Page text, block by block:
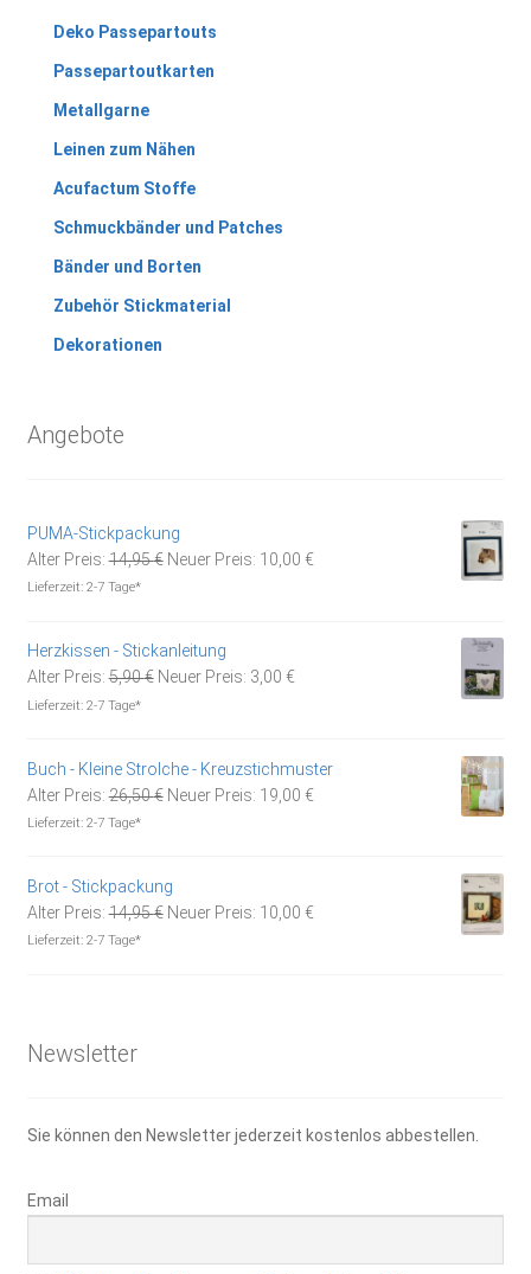
Deko Passepartouts
Passepartoutkarten
Metallgarne
Leinen zum Nähen
Acufactum Stoffe
Schmuckbänder und Patches
Bänder und Borten
Zubehör Stickmaterial
Dekorationen
Angebote
PUMA-Stickpackung
Alter Preis: 14,95€ Ursprünglicher
Neuer Preis: 10,00 €Aktueller
Lieferzeit: 2-7 Tage*
Herzkissen - Stickanleitung
Alter Preis: 5,90€ Ursprünglicher
Neuer Preis: 3,00 €Aktueller
Lieferzeit: 2-7 Tage*
Buch - Kleine Strolche - Kreuzstichmuster
Alter Preis: 26,50€ Ursprünglicher
Neuer Preis: 19,00 €Aktueller
Lieferzeit: 2-7 Tage*
Brot - Stickpackung
Alter Preis: 14,95€ Ursprünglicher
Neuer Preis: 10,00 €Aktueller
Lieferzeit: 2-7 Tage*
Newsletter
Sie können den Newsletter jederzeit kostenlos abbestellen.
Email